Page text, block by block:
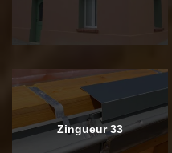
Zingueur 33